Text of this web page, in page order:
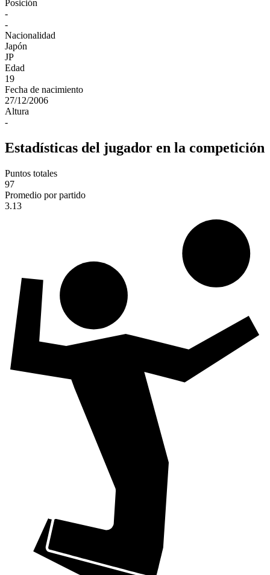
Posición
-
-
Nacionalidad
Japón
JP
Edad
19
Fecha de nacimiento
27/12/2006
Altura
-
Estadísticas del jugador en la competición
Puntos totales
97
Promedio por partido
3.13